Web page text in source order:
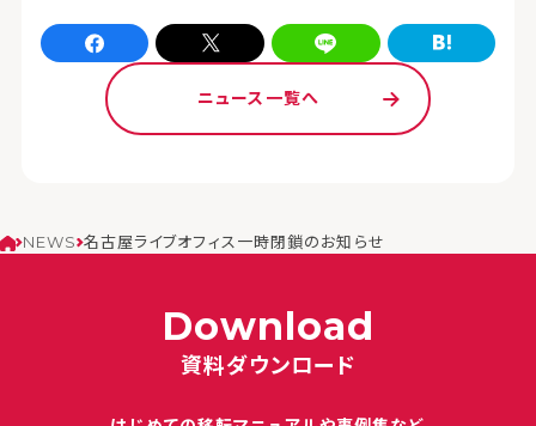
ニュース一覧へ
NEWS 名古屋ライブオフィス一時閉鎖のお知らせ
Download
資料ダウンロード